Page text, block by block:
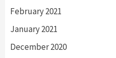
February 2021
January 2021
December 2020